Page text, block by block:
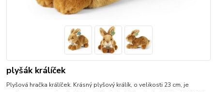
plyšák králíček
Plyšová hračka králíček. Krásný plyšový králík, o velikosti 23 cm, je